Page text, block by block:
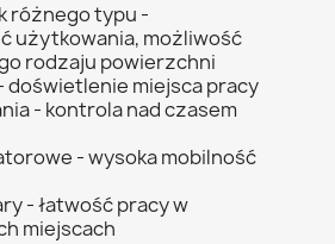
różnego typu -
użytkowania, możliwość
rodzaju powierzchni
doświetlenie miejsca pracy
- kontrola nad czasem
- wysoka mobilność
- łatwość pracy w
miejscach